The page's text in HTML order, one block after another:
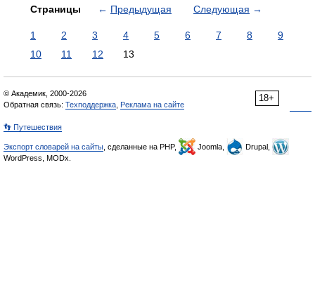
Страницы ← Предыдущая Следующая →
1 2 3 4 5 6 7 8
9
10
11 12 13
18+
© Академик, 2000-2026
Обратная связь: Техподдержка Реклама на сайте
👣 Путешествия
Экспорт словарей на сайты , сделанные на PHP, Joomla,
Drupal,
WordPress, MODx.